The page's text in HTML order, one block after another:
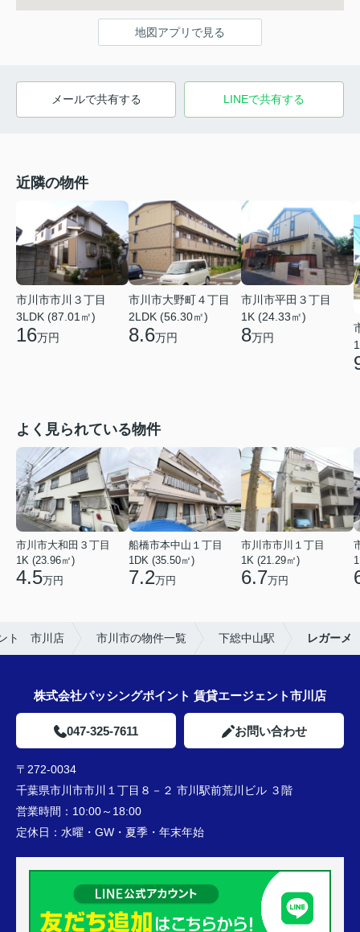
地図アプリで見る
メールで共有する LINEで共有する
近隣の物件
市川市市川３丁目
3LDK (87.01㎡)
16万円
市川市大野町４丁目
2LDK (56.30㎡)
8.6万円
市川市平田３丁目
1K (24.33㎡)
8万円
よく見られている物件
市川市大和田３丁目
1K (23.96㎡)
4.5万円
船橋市本中山１丁目
1DK (35.50㎡)
7.2万円
市川市市川１丁目
1K (21.29㎡)
6.7万円
ント 市川店 市川市の物件一覧 下総中山駅 レガーメ
株式会社パッシングポイント 賃貸エージェント市川店
047-325-7611 お問い合わせ
〒272-0034
千葉県市川市市川１丁目８－２ 市川駅前荒川ビル ３階
営業時間： 10:00～18:00
定休日： 水曜・GW・夏季・年末年始